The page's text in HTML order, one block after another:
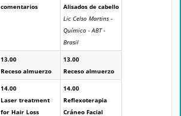
comentarios
Alisados de cabello
Lic Celso Martins -
Químico - ABT -
Brasil
13.00
Receso almuerzo
13.00
Receso almuerzo
14.00
Laser treatment
for Hair Loss
14.00
Reflexoterapia
Cráneo Facial